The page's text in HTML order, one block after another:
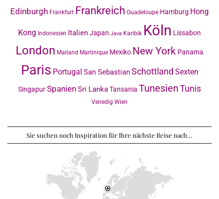
Edinburgh Frankfurt Frankreich Guadeloupe Hamburg Hong
Kong Indonesien ItalienJapan Java Karibik Köln Lissabon
London Mailand Martinique Mexiko New York Panama
Paris Portugal San SebastianSchottland Sexten
SingapurSpanienSri LankaTansania TunesienTunis
Venedig Wien
Sie suchen noch Inspiration für Ihre nächste Reise nach…